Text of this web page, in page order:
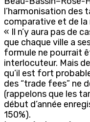
l’harmonisation des
comparative et de
« Il n’y aura pas de
que chaque ville a
formule ne pourrait
interlocuteur. Mais
qu’il est fort
des “trade fees” ne
(rappelons que les
début d’année
150%).